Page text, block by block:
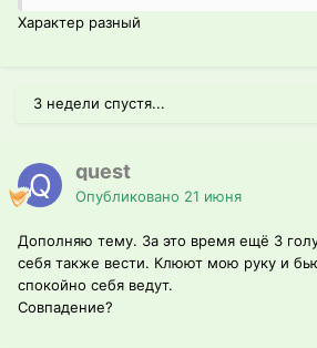
Характер разный
3 недели спустя...
quest
Опубликовано 21 июня
Дополняю тему. За это время ещё 3
себя также вести. Клюют мою руку и
спокойно себя ведут.
Совпадение?